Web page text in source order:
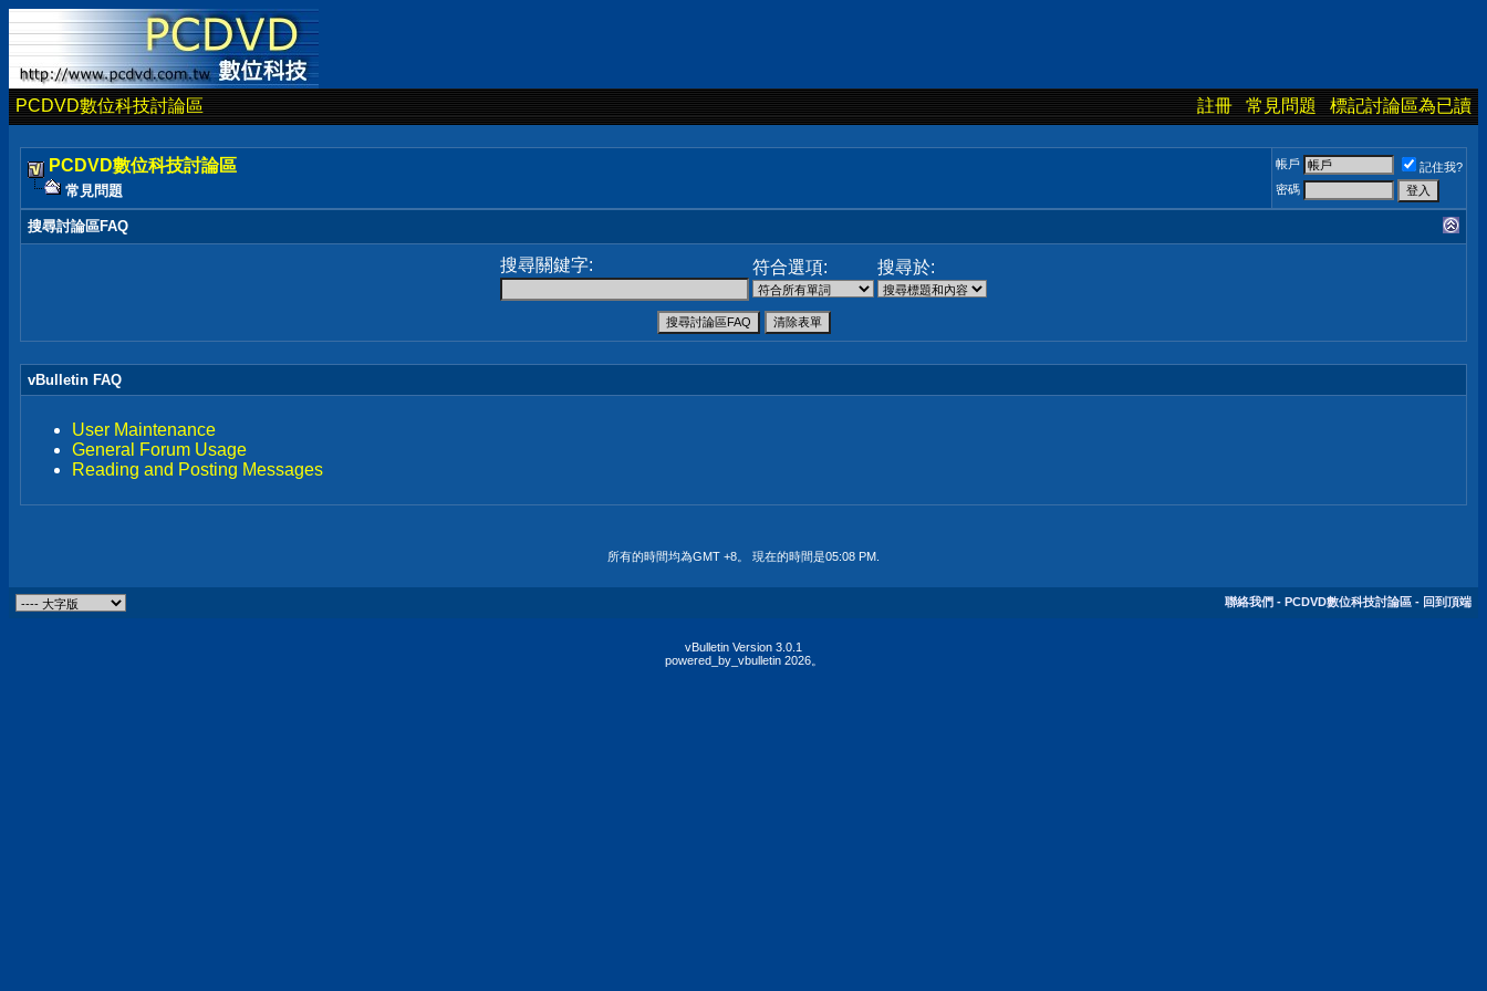
PCDVD數位科技討論區 註冊 常見問題 標記討論區為已讀
PCDVD數位科技討論區
常見問題
帳戶
記住我?
密碼
搜尋討論區FAQ
搜尋關鍵字: 符合選項: 搜尋於:
vBulletin FAQ
User Maintenance
General Forum Usage
Reading and Posting Messages
所有的時間均為GMT +8。 現在的時間是05:08 PM
聯絡我們 - PCDVD數位科技討論區 - 回到頂端
vBulletin Version 3.0.1
powered_by_vbulletin 2026。